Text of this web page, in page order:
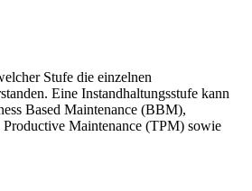
Stufe die einzelnen
Eine Instandhaltungsstufe kann
Based Maintenance (BBM),
Maintenance (TPM) sowie